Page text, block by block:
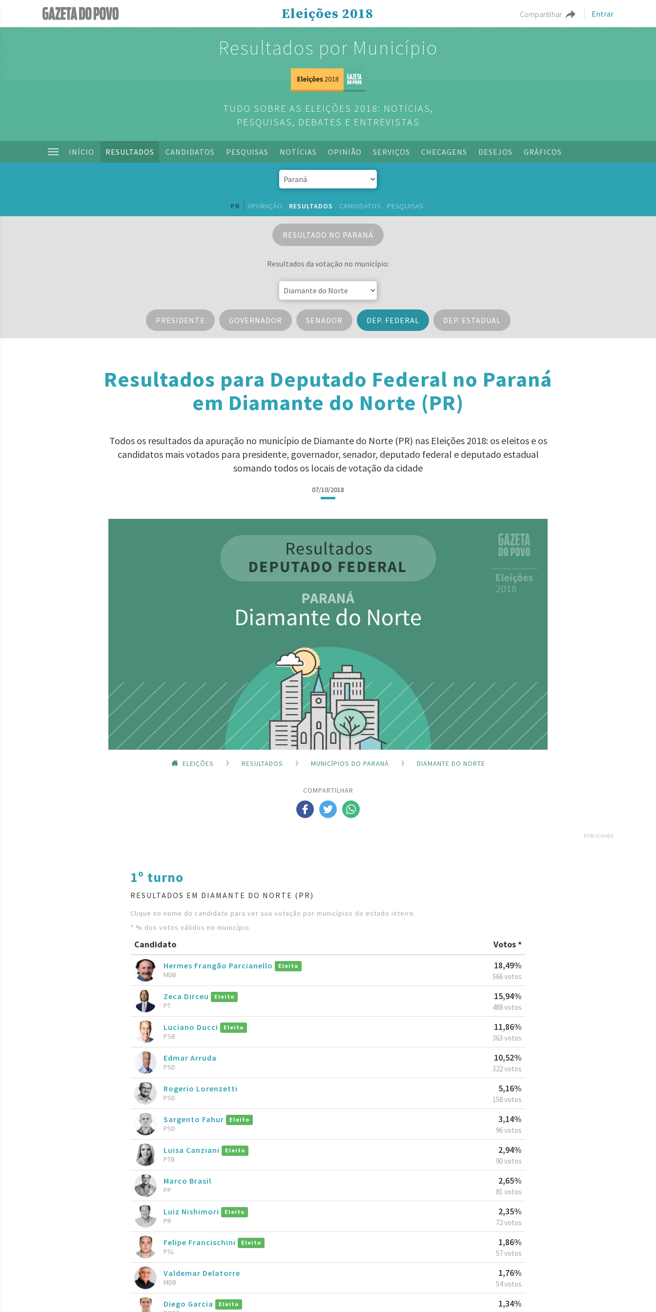
Compartilhar Entrar
Eleições 2018
Resultados por Município
TUDO SOBRE AS ELEIÇÕES 2018: NOTÍCIAS,
PESQUISAS, DEBATES E ENTREVISTAS
INÍCIO RESULTADOS CANDIDATOS PESQUISAS NOTÍCIAS OPINIÃO SERVIÇOS CHECAGENS DESEJOS GRÁFICOS
PR APURAÇÃO RESULTADOS CANDIDATOS PESQUISAS
RESULTADO NO PARANÁ
Resultados da votação no município:
PRESIDENTE GOVERNADOR SENADOR DEP. FEDERAL DEP. ESTADUAL
Resultados para Deputado Federal no Paraná
em Diamante do Norte (PR)
Todos os resultados da apuração no município de Diamante do Norte (PR) nas Eleições 2018: os eleitos e os
candidatos mais votados para presidente, governador, senador, deputado federal e deputado estadual
somando todos os locais de votação da cidade
07/10/2018
ELEIÇÕES RESULTADOS MUNICÍPIOS DO PARANÁ DIAMANTE DO NORTE
COMPARTILHAR
PUBLICIDADE
1º turno
RESULTADOS EM DIAMANTE DO NORTE (PR)
Clique no nome do candidato para ver sua votação por municípios do estado inteiro
* % dos votos válidos no município
Candidato Votos *
Hermes Frangão Parcianello Eleito
MDB
18,49%
566 votos
Zeca Dirceu Eleito
PT
15,94%
488 votos
Luciano Ducci Eleito
PSB
11,86%
363 votos
Edmar Arruda
PSD
10,52%
322 votos
Rogerio Lorenzetti
PSD
5,16%
158 votos
Sargento Fahur Eleito
PSD
3,14%
96 votos
Luisa Canziani Eleito
PTB
2,94%
90 votos
Marco Brasil
PP
2,65%
81 votos
Luiz Nishimori Eleito
PR
2,35%
72 votos
Felipe Francischini Eleito
PSL
1,86%
57 votos
Valdemar Delatorre
MDB
1,76%
54 votos
Diego Garcia Eleito 1,34%